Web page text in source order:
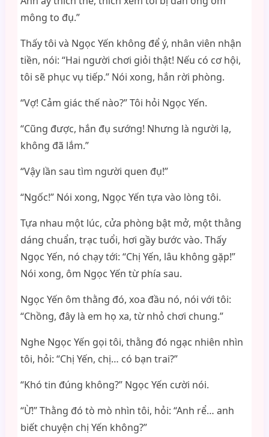
mông to đụ.”
Thấy tôi và Ngọc Yến không để ý, nhân viên nhận
tiền, nói: “Hai người chơi giỏi thật! Nếu có cơ hội,
tôi sẽ phục vụ tiếp.” Nói xong, hắn rời phòng.
“Vợ! Cảm giác thế nào?” Tôi hỏi Ngọc Yến.
“Cũng được, hắn đụ sướng! Nhưng là người lạ,
không đã lắm.”
“Vậy lần sau tìm người quen đụ!”
“Ngốc!” Nói xong, Ngọc Yến tựa vào lòng tôi.
Tựa nhau một lúc, cửa phòng bật mở, một thằng
dáng chuẩn, trạc tuổi, hơi gầy bước vào. Thấy
Ngọc Yến, nó chạy tới: “Chị Yến, lâu không gặp!”
Nói xong, ôm Ngọc Yến từ phía sau.
Ngọc Yến ôm thằng đó, xoa đầu nó, nói với tôi:
“Chồng, đây là em họ xa, từ nhỏ chơi chung.”
Nghe Ngọc Yến gọi tôi, thằng đó ngạc nhiên nhìn
tôi, hỏi: “Chị Yến, chị… có bạn trai?”
“Khó tin đúng không?” Ngọc Yến cười nói.
“Ừ!” Thằng đó tò mò nhìn tôi, hỏi: “Anh rể… anh
biết chuyện chị Yến không?”